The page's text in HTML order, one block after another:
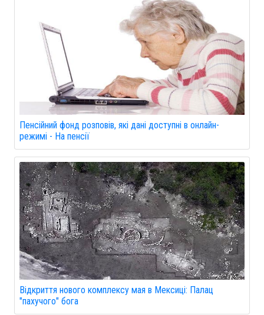
Пенсійний фонд розповів, які дані доступні в онлайн-
режимі - На пенсії
Відкриття нового комплексу мая в Мексиці: Палац
"пахучого" бога